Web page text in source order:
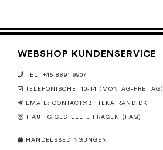
WEBSHOP KUNDENSERVICE
TEL: +45 8891 9907
TELEFONISCHE: 10-14 (MONTAG-FREITAG)
EMAIL: CONTACT@BITTEKAIRAND.DK
HÄUFIG GESTELLTE FRAGEN (FAQ)
HANDELSBEDINGUNGEN